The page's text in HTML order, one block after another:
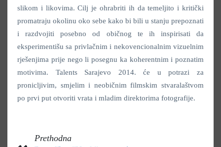
slikom i likovima. Cilj je ohrabriti ih da temeljito i kritički
promatraju okolinu oko sebe kako bi bili u stanju prepoznati
i razdvojiti posebno od običnog te ih inspirisati da
eksperimentišu sa privlačnim i nekovencionalnim vizuelnim
rješenjima prije nego li posegnu ka koherentnim i poznatim
motivima. Talents Sarajevo 2014. će u potrazi za
pronicljivim, smjelim i neobičnim filmskim stvaralaštvom
po prvi put otvoriti vrata i mladim direktorima fotografije.
Prethodna